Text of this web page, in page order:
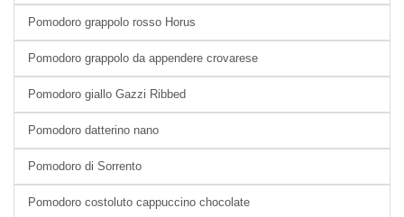
Pomodoro grappolo rosso Horus
Pomodoro grappolo da appendere crovarese
Pomodoro giallo Gazzi Ribbed
Pomodoro datterino nano
Pomodoro di Sorrento
Pomodoro costoluto cappuccino chocolate